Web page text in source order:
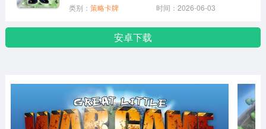
类别： 策略卡牌 时间：2026-06-03
安卓下载